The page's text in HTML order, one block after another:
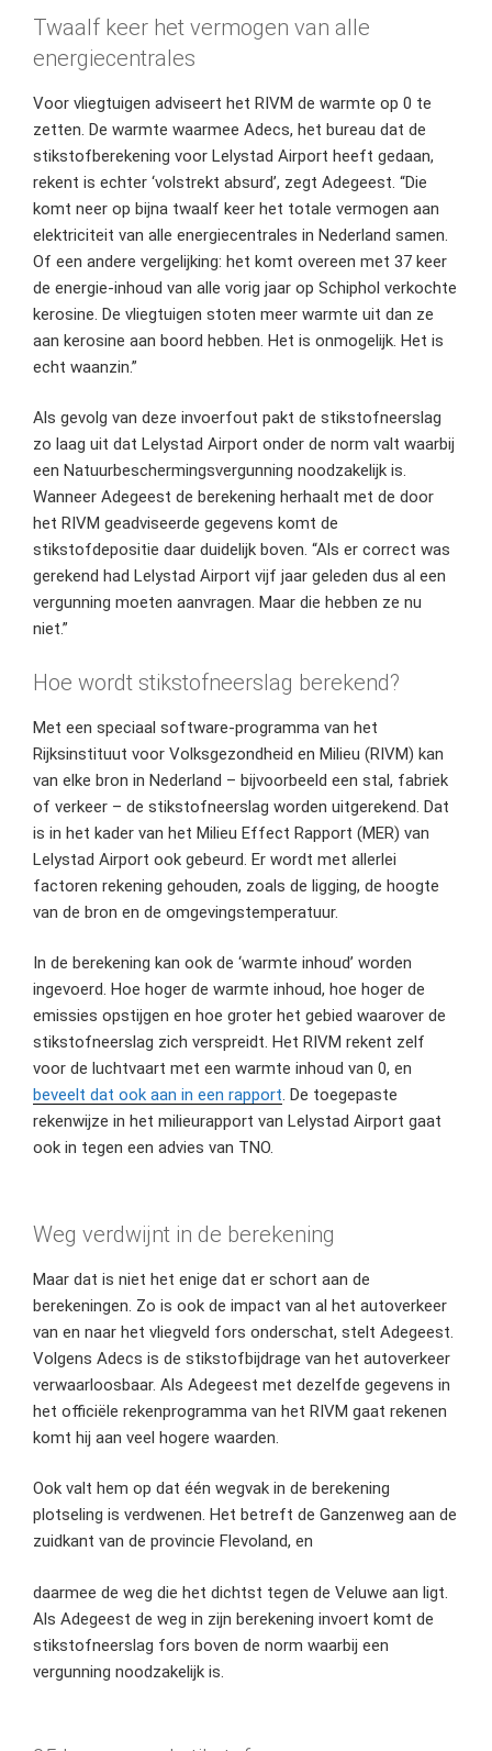
Twaalf keer het vermogen van alle
energiecentrales
Voor vliegtuigen adviseert het RIVM de warmte op 0 te
zetten. De warmte waarmee Adecs, het bureau dat de
stikstofberekening voor Lelystad Airport heeft gedaan,
rekent is echter ‘volstrekt absurd’, zegt Adegeest. “Die
komt neer op bijna twaalf keer het totale vermogen aan
elektriciteit van alle energiecentrales in Nederland samen.
Of een andere vergelijking: het komt overeen met 37 keer
de energie-inhoud van alle vorig jaar op Schiphol verkochte
kerosine. De vliegtuigen stoten meer warmte uit dan ze
aan kerosine aan boord hebben. Het is onmogelijk. Het is
echt waanzin.”
Als gevolg van deze invoerfout pakt de stikstofneerslag
zo laag uit dat Lelystad Airport onder de norm valt waarbij
een Natuurbeschermingsvergunning noodzakelijk is.
Wanneer Adegeest de berekening herhaalt met de door
het RIVM geadviseerde gegevens komt de
stikstofdepositie daar duidelijk boven. “Als er correct was
gerekend had Lelystad Airport vijf jaar geleden dus al een
vergunning moeten aanvragen. Maar die hebben ze nu
niet.”
Hoe wordt stikstofneerslag berekend?
Met een speciaal software-programma van het
Rijksinstituut voor Volksgezondheid en Milieu (RIVM) kan
van elke bron in Nederland – bijvoorbeeld een stal, fabriek
of verkeer – de stikstofneerslag worden uitgerekend. Dat
is in het kader van het Milieu Effect Rapport (MER) van
Lelystad Airport ook gebeurd. Er wordt met allerlei
factoren rekening gehouden, zoals de ligging, de hoogte
van de bron en de omgevingstemperatuur.
In de berekening kan ook de ‘warmte inhoud’ worden
ingevoerd. Hoe hoger de warmte inhoud, hoe hoger de
emissies opstijgen en hoe groter het gebied waarover de
stikstofneerslag zich verspreidt. Het RIVM rekent zelf
voor de luchtvaart met een warmte inhoud van 0, en
beveelt dat ook aan in een rapport. De toegepaste
rekenwijze in het milieurapport van Lelystad Airport gaat
ook in tegen een advies van TNO.
Weg verdwijnt in de berekening
Maar dat is niet het enige dat er schort aan de
berekeningen. Zo is ook de impact van al het autoverkeer
van en naar het vliegveld fors onderschat, stelt Adegeest.
Volgens Adecs is de stikstofbijdrage van het autoverkeer
verwaarloosbaar. Als Adegeest met dezelfde gegevens in
het officiële rekenprogramma van het RIVM gaat rekenen
komt hij aan veel hogere waarden.
Ook valt hem op dat één wegvak in de berekening
plotseling is verdwenen. Het betreft de Ganzenweg aan de
zuidkant van de provincie Flevoland, en
daarmee de weg die het dichtst tegen de Veluwe aan ligt.
Als Adegeest de weg in zijn berekening invoert komt de
stikstofneerslag fors boven de norm waarbij een
vergunning noodzakelijk is.